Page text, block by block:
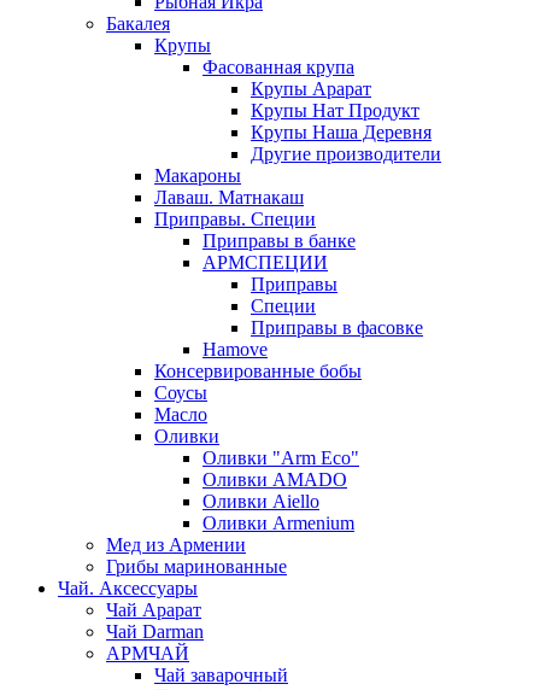
Бакалея
Крупы
Фасованная крупа
Крупы Арарат
Крупы Нат Продукт
Крупы Наша Деревня
Другие производители
Макароны
Лаваш. Матнакаш
Приправы. Специи
Приправы в банке
АРМСПЕЦИИ
Приправы
Специи
Приправы в фасовке
Hamove
Консервированные бобы
Соусы
Масло
Оливки
Оливки "Arm Eco"
Оливки AMADO
Оливки Aiello
Оливки Armenium
Мед из Армении
Грибы маринованные
Чай. Аксессуары
Чай Арарат
Чай Darman
АРМЧАЙ
Чай заварочный